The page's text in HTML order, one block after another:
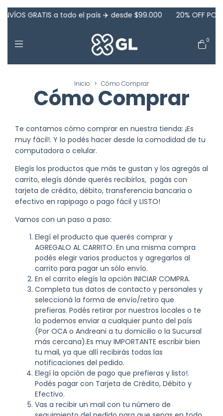
ENVÍOS GRATIS a todo el país ✈️ desde $99.000 20% OFF
0
Inicio > Cómo Comprar
Cómo Comprar
Te contamos cómo comprar en nuestra tienda: ¡Es
muy fácil!. Y lo podés hacer desde la comodidad de tu
computadora o celular.
Elegís los productos que más te gustan y los agregás al
carrito, elegís dónde querés recibirlos, pagás con
tarjeta de crédito, débito, transferencia bancaria o
efectivo en rapipago o pago fácil y LISTO!
Vamos con un paso a paso:
Elegí el producto que querés comprar y
AGREGALO AL CARRITO. En una misma compra
podés elegir varios productos y agregarlos al
carrito para pagar un sólo envío.
En el carrito elegís la opción INICIAR COMPRA.
Completa tus datos de contacto y personales y
seleccioná la forma de envío/retiro que
prefieras. Podés retirar por nuestros locales o te
lo podemos enviar a cualquier punto del país
(Por OCA o Andreani a tu domicilio o la Sucursal
más cercana).Es muy IMPORTANTE escribir bien
tu mail, ya que allí recibirás todas las
notificaciones del pedido.
Elegí la opción de pago que prefieras y listo!.
Podés pagar con Tarjeta de Crédito, Débito y
Efectivo.
Vas a recibir un mail con tu número de